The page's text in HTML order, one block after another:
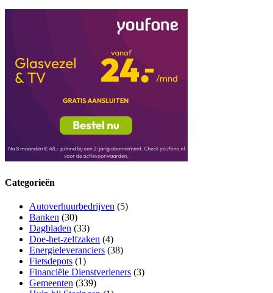
Categorieën
Autoverhuurbedrijven (5)
Banken (30)
Dagbladen (33)
Doe-het-zelfzaken (4)
Energieleveranciers (38)
Fietsdepots (1)
Financiële Dienstverleners (3)
Gemeenten (339)